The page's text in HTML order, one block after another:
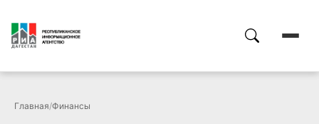
Главная/Финансы